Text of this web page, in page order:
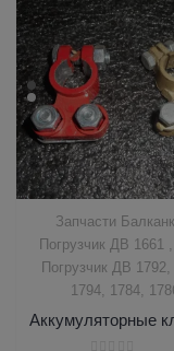
Запчасти
Погрузчик ДВ 1661 ,
Погрузчик ДВ 1792,
1794, 1784,
Аккумуляторные